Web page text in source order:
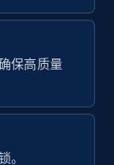
by
Post
册使用
保高质量
。